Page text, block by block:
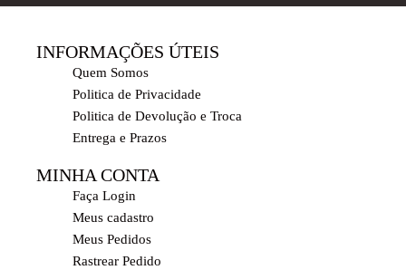
INFORMAÇÕES ÚTEIS
Quem Somos
Politica de Privacidade
Politica de Devolução e Troca
Entrega e Prazos
MINHA CONTA
Faça Login
Meus cadastro
Meus Pedidos
Rastrear Pedido